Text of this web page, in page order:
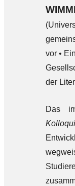
vor •
der
Das